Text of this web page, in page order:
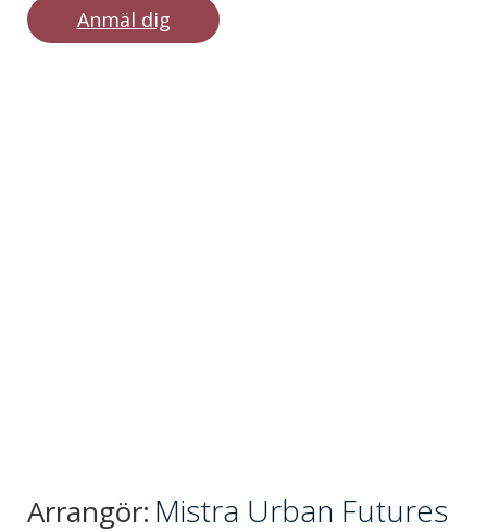
Anmäl dig
Arrangör: Mistra Urban Futures